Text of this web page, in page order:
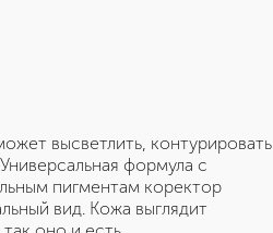
высветлить, контурировать
формула с
пигментам коректор
вид. Кожа выглядит